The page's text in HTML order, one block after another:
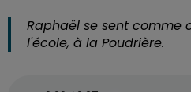
Raphaël se sent comme
l'école, à la Poudrière.